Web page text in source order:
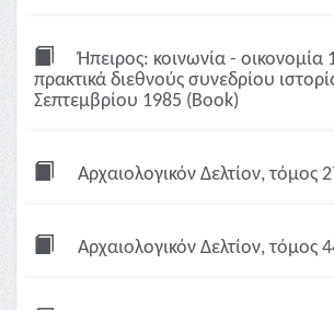
Ήπειρος: κοινωνία - οικονομία
πρακτικά διεθνούς συνεδρίου
Σεπτεμβρίου 1985 (Book)
Αρχαιολογικόν Δελτίον, τόμος
Αρχαιολογικόν Δελτίον, τόμος